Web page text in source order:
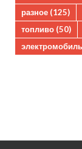
разное (125)
топливо (50)
электромобиль